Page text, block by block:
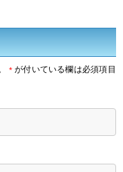
*が付いている欄は必須項目